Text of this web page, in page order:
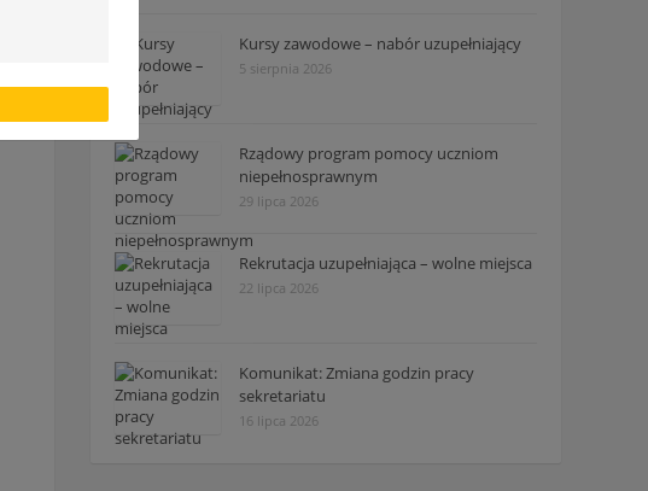
Kursy zawodowe – nabór uzupełniający
5 sierpnia 2026
Rządowy program pomocy uczniom
niepełnosprawnym
29 lipca 2026
Rekrutacja uzupełniająca – wolne miejsca
22 lipca 2026
Komunikat: Zmiana godzin pracy
sekretariatu
16 lipca 2026